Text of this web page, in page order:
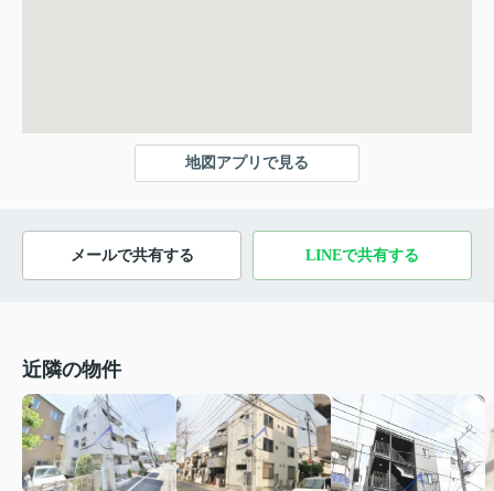
地図アプリで見る
メールで共有する LINEで共有する
近隣の物件